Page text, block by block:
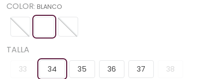
COLOR: BLANCO
TALLA
33 34 35 36 37
38